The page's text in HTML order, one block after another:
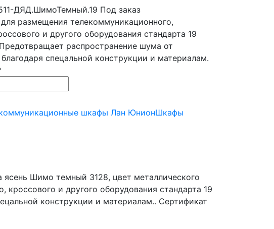
ДЯД.ШимоТемный.19 Под заказ
размещения телекоммуникационного,
и другого оборудования стандарта 19
распространение шума от
спецальной конструкции и материалам.
шкафы Лан ЮнионШкафы
Шимо темный 3128, цвет металлического
и другого оборудования стандарта 19
конструкции и материалам.. Сертификат